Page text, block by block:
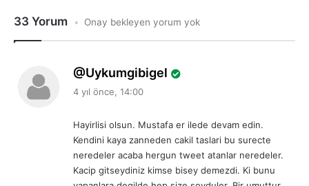
33 Yorum Onay bekleyen yorum yok
Uykumgibigel
:
4 yıl önce, 14:00
Hayirlisi olsun. Mustafa er ilede devam edin.
Kendini kaya zanneden cakil taslari bu surecte
neredeler acaba hergun tweet atanlar neredeler.
Kacip gitseydiniz kimse bisey demezdi. Ki bunu